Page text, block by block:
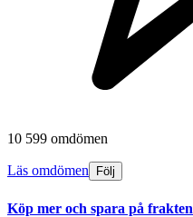
10 599 omdömen
Läs omdömen Följ
Köp mer och spara på frakten